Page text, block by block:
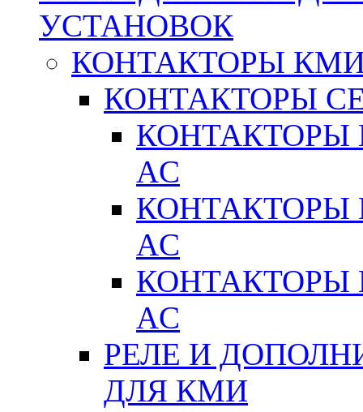
УСТАНОВОК
КОНТАКТОРЫ
КОНТАКТОРЫ
КОНТАКТОРЫ
AC
КОНТАКТОРЫ
AC
КОНТАКТОРЫ
AC
РЕЛЕ И
ДЛЯ КМИ